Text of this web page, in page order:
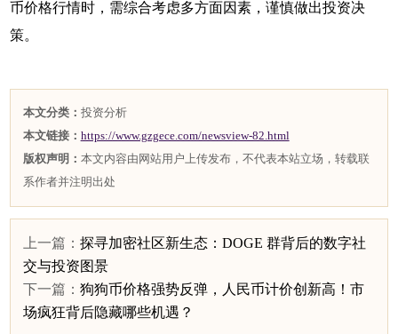
币价格行情时，需综合考虑多方面因素，谨慎做出投资决
策。
本文分类： 投资分析
本文链接： https://www.gzgece.com/newsview-82.html
版权声明： 本文内容由网站用户上传发布，不代表本站立场，转载联
系作者并注明出处
上一篇： 探寻加密社区新生态：DOGE 群背后的数字社
交与投资图景
下一篇： 狗狗币价格强势反弹，人民币计价创新高！市
场疯狂背后隐藏哪些机遇？